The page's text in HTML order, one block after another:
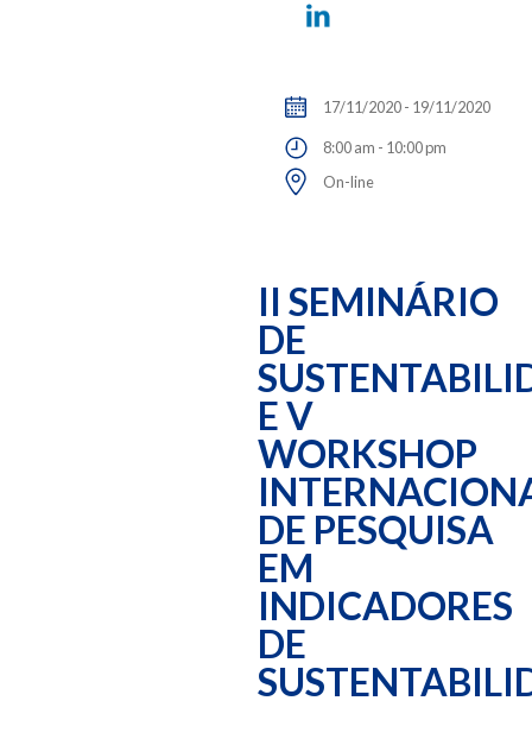
17/11/2020 - 19/11/2020
8:00 am - 10:00 pm
On-line
II SEMINÁRIO
DE
E V
WORKSHOP
DE PESQUISA
EM
INDICADORES
DE